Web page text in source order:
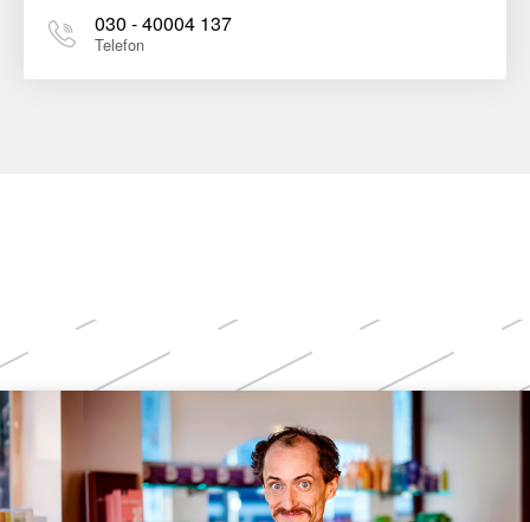
030 - 40004 137
Telefon
Weitere
Themen